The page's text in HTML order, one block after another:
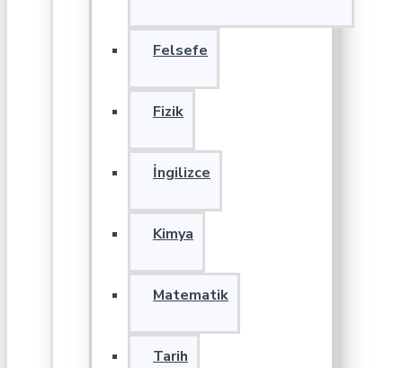
Felsefe
Fizik
İngilizce
Kimya
Matematik
Tarih